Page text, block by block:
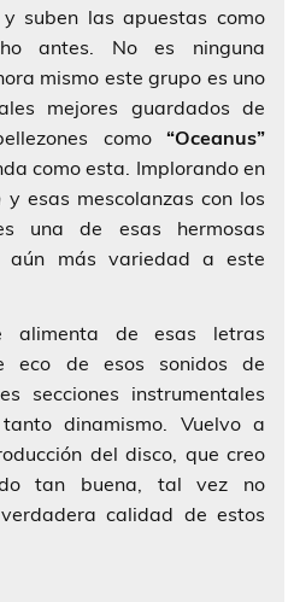
suben las apuestas como
antes. No es ninguna
mismo este grupo es uno
mejores guardados de
como “Oceanus”
como esta. Implorando en
y esas mescolanzas con los
una de esas hermosas
aún más variedad a este
alimenta de esas letras
eco de esos sonidos de
secciones instrumentales
dinamismo. Vuelvo a
del disco, que creo
tan buena, tal vez no
calidad de estos